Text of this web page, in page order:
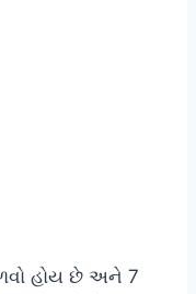
હોય છે અને 7